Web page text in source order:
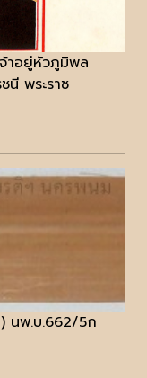
จ้าอยู่หัวภูมิพล
นี พระราช
นพ.บ.662/5ก